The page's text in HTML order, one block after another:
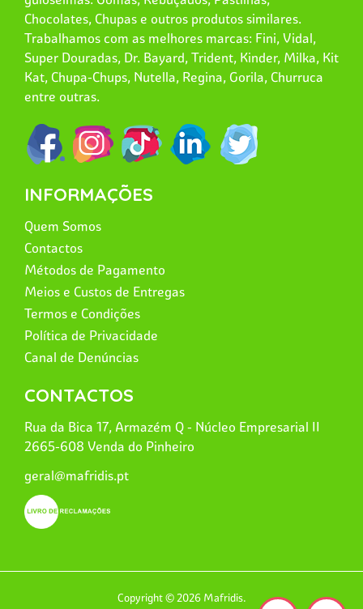
Chocolates, Chupas e outros produtos similares.
Trabalhamos com as melhores marcas: Fini, Vidal,
Super Douradas, Dr. Bayard, Trident, Kinder, Milka, Kit
Kat, Chupa-Chups, Nutella, Regina, Gorila, Churruca
entre outras.
INFORMAÇÕES
Quem Somos
Contactos
Métodos de Pagamento
Meios e Custos de Entregas
Termos e Condições
Política de Privacidade
Canal de Denúncias
CONTACTOS
Rua da Bica 17, Armazém Q - Núcleo Empresarial II
2665-608 Venda do Pinheiro
geral@mafridis.pt
Copyright © 2026 Mafridis.